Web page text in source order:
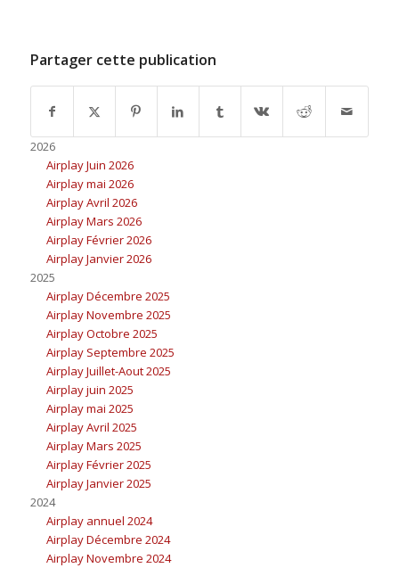
Partager cette publication
2026
Airplay Juin 2026
Airplay mai 2026
Airplay Avril 2026
Airplay Mars 2026
Airplay Février 2026
Airplay Janvier 2026
2025
Airplay Décembre 2025
Airplay Novembre 2025
Airplay Octobre 2025
Airplay Septembre 2025
Airplay Juillet-Aout 2025
Airplay juin 2025
Airplay mai 2025
Airplay Avril 2025
Airplay Mars 2025
Airplay Février 2025
Airplay Janvier 2025
2024
Airplay annuel 2024
Airplay Décembre 2024
Airplay Novembre 2024